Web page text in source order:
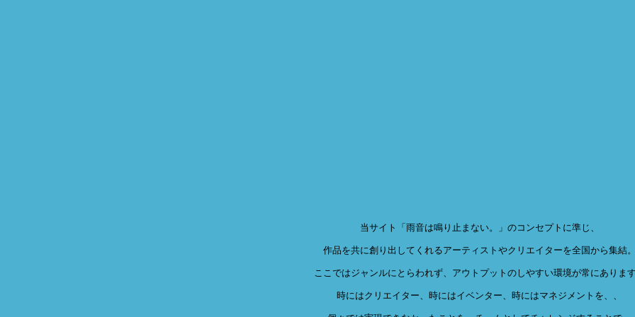
当サイト「雨音は鳴り止まない。」のコンセプトに準じ、
作品を共に創り出してくれるアーティストやクリエイターを全国から集結
ここではジャンルにとらわれず、アウトプットのしやすい環境が常にありま
時にはクリエイター、時にはイベンター、時にはマネジメントを、、